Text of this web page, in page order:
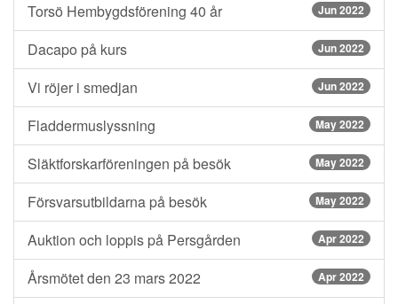
Torsö Hembygdsförening 40 år Jun 2022
Dacapo på kurs Jun 2022
Vi röjer i smedjan Jun 2022
Fladdermuslyssning May 2022
Släktforskarföreningen på besök May 2022
Försvarsutbildarna på besök May 2022
Auktion och loppis på Persgården Apr 2022
Årsmötet den 23 mars 2022 Apr 2022